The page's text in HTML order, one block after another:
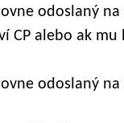
odoslaný na
CP alebo ak
odoslaný na